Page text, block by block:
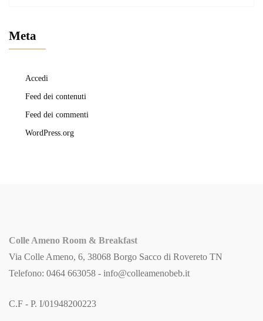
Meta
Accedi
Feed dei contenuti
Feed dei commenti
WordPress.org
Colle Ameno Room & Breakfast
Via Colle Ameno, 6, 38068 Borgo Sacco di Rovereto TN
Telefono: 0464 663058 - info@colleamenobeb.it
C.F - P. I/01948200223